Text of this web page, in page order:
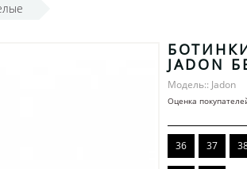
БОТИНКИ
JADON
Модель:: Jadon
Оценка
36 37